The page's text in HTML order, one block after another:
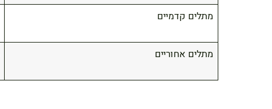
מתלים קדמיים
מתלים אחוריים